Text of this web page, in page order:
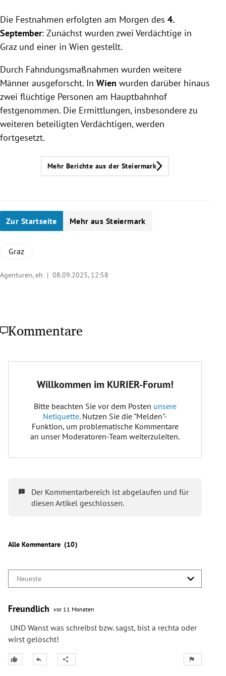
Die Festnahmen erfolgten am Morgen des 4.
September: Zunächst wurden zwei Verdächtige in
Graz und einer in Wien gestellt.
Durch Fahndungsmaßnahmen wurden weitere
Männer ausgeforscht. In Wien wurden darüber hinaus
zwei flüchtige Personen am Hauptbahnhof
festgenommen. Die Ermittlungen, insbesondere zu
weiteren beteiligten Verdächtigen, werden
fortgesetzt.
Mehr Berichte aus der Steiermark
Zur Startseite Mehr aus Steiermark
Graz
Agenturen, eh | 08.09.2025, 12:58
Kommentare